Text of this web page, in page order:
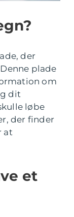
der
plade
om
dit
løbe
der finder
at
et